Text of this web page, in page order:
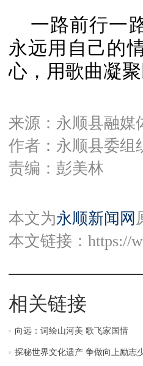
一路前行一
永远用自己的
心，用歌曲凝
来源：永顺县融媒
作者：永顺县委组
责编：彭美林
本文为永顺新闻网
本文链接： https://
相关链接
向远：词绘山河美 歌飞家国情
探秘世界文化遗产 争做向上励志